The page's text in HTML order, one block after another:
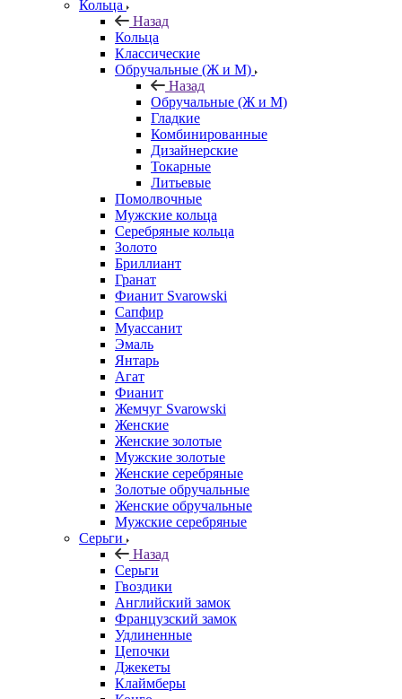
Кольца
Назад
Кольца
Классические
Обручальные (Ж и М)
Назад
Обручальные (Ж и М)
Гладкие
Комбинированные
Дизайнерские
Токарные
Литьевые
Помолвочные
Мужские кольца
Серебряные кольца
Золото
Бриллиант
Гранат
Фианит Svarowski
Сапфир
Муассанит
Эмаль
Янтарь
Агат
Фианит
Жемчуг Svarowski
Женские
Женские золотые
Мужские золотые
Женские серебряные
Золотые обручальные
Женские обручальные
Мужские серебряные
Серьги
Назад
Серьги
Гвоздики
Английский замок
Французский замок
Удлиненные
Цепочки
Джекеты
Клаймберы